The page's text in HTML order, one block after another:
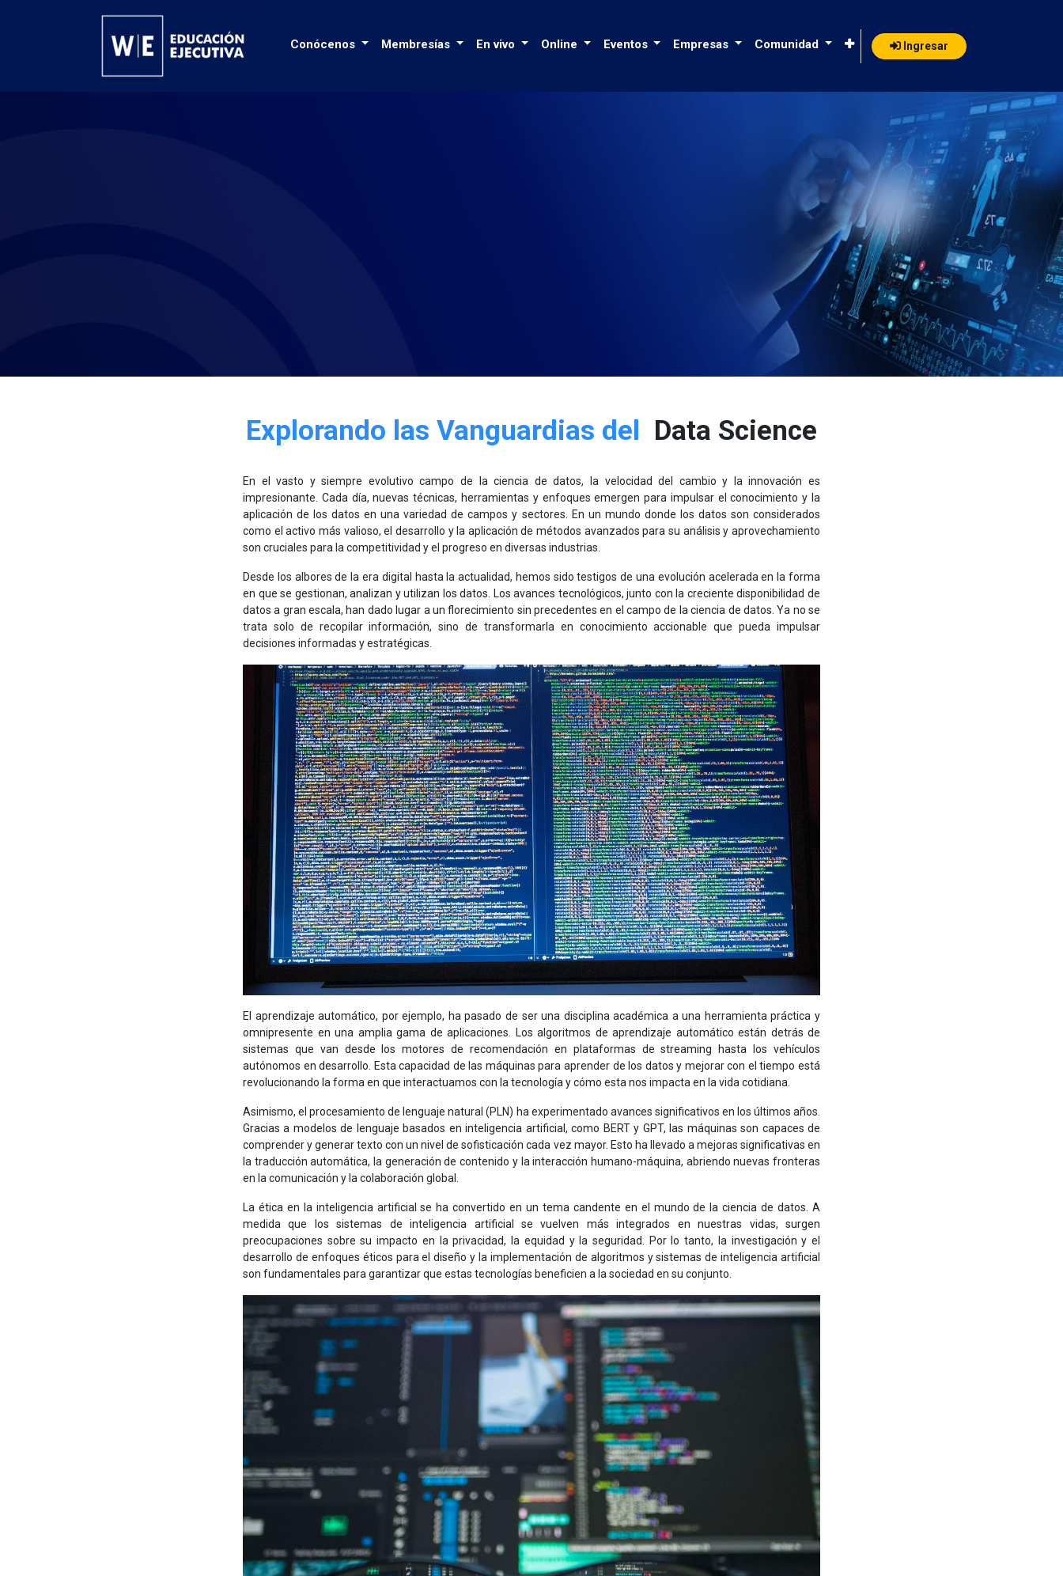
Conócenos Membresías En vivo Online Eventos Empresas Comunidad Ingresar
Explorando las Vanguardias del Data Science
En el vasto y siempre evolutivo campo de la ciencia de datos, la velocidad del cambio y la innovación es
impresionante. Cada día, nuevas técnicas, herramientas y enfoques emergen para impulsar el conocimiento y la
aplicación de los datos en una variedad de campos y sectores. En un mundo donde los datos son considerados
como el activo más valioso, el desarrollo y la aplicación de métodos avanzados para su análisis y aprovechamiento
son cruciales para la competitividad y el progreso en diversas industrias.
Desde los albores de la era digital hasta la actualidad, hemos sido testigos de una evolución acelerada en la forma
en que se gestionan, analizan y utilizan los datos. Los avances tecnológicos, junto con la creciente disponibilidad de
datos a gran escala, han dado lugar a un florecimiento sin precedentes en el campo de la ciencia de datos. Ya no se
trata solo de recopilar información, sino de transformarla en conocimiento accionable que pueda impulsar
decisiones informadas y estratégicas.
El aprendizaje automático, por ejemplo, ha pasado de ser una disciplina académica a una herramienta práctica y
omnipresente en una amplia gama de aplicaciones. Los algoritmos de aprendizaje automático están detrás de
sistemas que van desde los motores de recomendación en plataformas de streaming hasta los vehículos
autónomos en desarrollo. Esta capacidad de las máquinas para aprender de los datos y mejorar con el tiempo está
revolucionando la forma en que interactuamos con la tecnología y cómo esta nos impacta en la vida cotidiana.
Asimismo, el procesamiento de lenguaje natural (PLN) ha experimentado avances significativos en los últimos años.
Gracias a modelos de lenguaje basados en inteligencia artificial, como BERT y GPT, las máquinas son capaces de
comprender y generar texto con un nivel de sofisticación cada vez mayor. Esto ha llevado a mejoras significativas en
la traducción automática, la generación de contenido y la interacción humano-máquina, abriendo nuevas fronteras
en la comunicación y la colaboración global.
La ética en la inteligencia artificial se ha convertido en un tema candente en el mundo de la ciencia de datos. A
medida que los sistemas de inteligencia artificial se vuelven más integrados en nuestras vidas, surgen
preocupaciones sobre su impacto en la privacidad, la equidad y la seguridad. Por lo tanto, la investigación y el
desarrollo de enfoques éticos para el diseño y la implementación de algoritmos y sistemas de inteligencia artificial
son fundamentales para garantizar que estas tecnologías beneficien a la sociedad en su conjunto.